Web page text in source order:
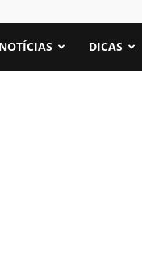
NOTÍCIAS DICAS